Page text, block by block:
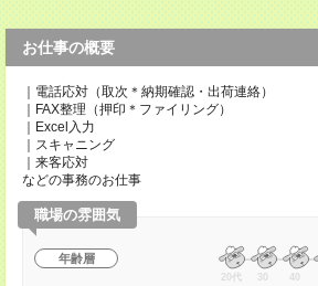
お仕事の概要
｜電話応対（取次＊納期確認・出荷連絡）
｜FAX整理（押印＊ファイリング）
｜Excel入力
｜スキャニング
｜来客応対
などの事務のお仕事
職場の雰囲気
年齢層
20代 30 40